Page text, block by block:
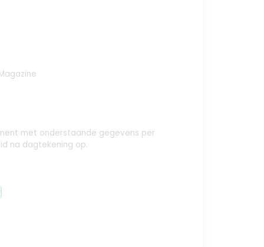
met onderstaande gegevens per
na dagtekening op.